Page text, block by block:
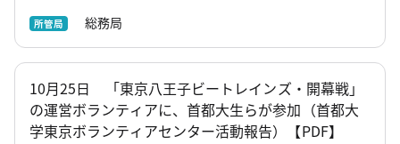
所管局 総務局
10月25日 「東京八王子ビートレインズ・開幕戦」
の運営ボランティアに、首都大生らが参加（首都大
学東京ボランティアセンター活動報告）【PDF】